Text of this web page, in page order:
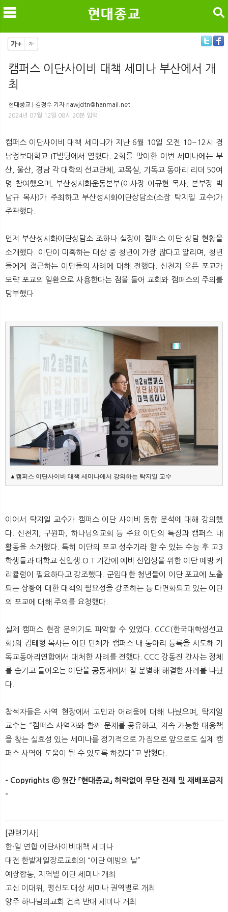
메
뉴 색
검색
캠퍼스 이단사이비 대책 세미나 부산에서 개
최
현대종교 | 김정수 기자 rlawjdtn@hanmail.net
2024년 07월 12일 08시 20분 입력
캠퍼스 이단사이비 대책 세미나가 지난 6월 10일 오전 10~12시 경
남정보대학교 IT빌딩에서 열렸다. 2회를 맞이한 이번 세미나에는 부
산, 울산, 경남 각 대학의 선교단체, 교목실, 기독교 동아리 리더 50여
명 참여했으며, 부산성시화운동본부(이사장 이규현 목사, 본부장 박
남규 목사)가 주최하고 부산성시화이단상담소(소장 탁지일 교수)가
주관했다.
먼저 부산성시화이단상담소 조하나 실장이 캠퍼스 이단 상담 현황을
소개했다. 이단이 미혹하는 대상 중 청년이 가장 많다고 알리며, 청년
들에게 접근하는 이단들의 사례에 대해 전했다. 신천지 오픈 포교가
모략 포교의 일환으로 사용한다는 점을 들어 교회와 캠퍼스의 주의를
당부했다.
▲캠퍼스 이단사이비 대책 세미나에서 강의하는 탁지일 교수
이어서 탁지일 교수가 캠퍼스 이단 사이비 동향 분석에 대해 강의했
다. 신천지, 구원파, 하나님의교회 등 주요 이단의 특징과 캠퍼스 내
활동을 소개했다. 특히 이단의 포교 성수기라 할 수 있는 수능 후 고3
학생들과 대학교 신입생 O.T 기간에 예비 신입생을 위한 이단 예방 커
리큘럼이 필요하다고 강조했다. 군입대한 청년들이 이단 포교에 노출
되는 상황에 대한 대책의 필요성을 강조하는 등 다면화되고 있는 이단
의 포교에 대해 주의를 요청했다.
실제 캠퍼스 현장 분위기도 파악할 수 있었다. CCC(한국대학생선교
회)의 김태형 목사는 이단 단체가 캠퍼스 내 동아리 등록을 시도해 기
독교동아리연합에서 대처한 사례를 전했다. CCC 강동진 간사는 정체
를 숨기고 들어오는 이단을 공동체에서 잘 분별해 해결한 사례를 나눴
다.
참석자들은 사역 현장에서 고민과 어려움에 대해 나눴으며, 탁지일
교수는 “캠퍼스 사역자와 함께 문제를 공유하고, 지속 가능한 대응책
을 찾는 실효성 있는 세미나를 정기적으로 가짐으로 앞으로도 실제 캠
퍼스 사역에 도움이 될 수 있도록 하겠다”고 밝혔다.
- Copyrights ⓒ 월간 「현대종교」 허락없이 무단 전재 및 재배포금지
- ​
[관련기사]
한·일 연합 이단사이비대책 세미나
대전 한밭제일장로교회의 “이단 예방의 날”
예장합동, 지역별 이단 세미나 개최
고신 이대위, 평신도 대상 세미나 권역별로 개최
양주 하나님의교회 건축 반대 세미나 개최